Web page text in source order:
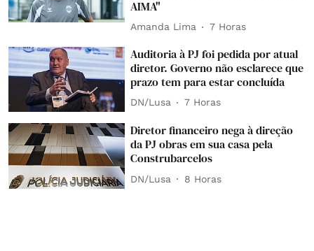
AIMA"
Amanda Lima 7 Horas
Auditoria à PJ foi pedida por atual
diretor. Governo não esclarece que
prazo tem para estar concluída
DN/Lusa 7 Horas
Diretor financeiro nega à direção
da PJ obras em sua casa pela
Construbarcelos
DN/Lusa 8 Horas